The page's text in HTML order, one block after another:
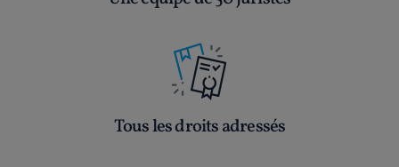
Tous les droits adressés